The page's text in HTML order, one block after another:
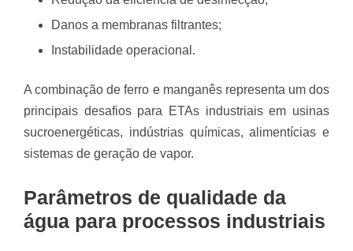
Danos a membranas filtrantes;
Instabilidade operacional.
A combinação de ferro e manganês representa um dos
principais desafios para ETAs industriais em usinas
sucroenergéticas, indústrias químicas, alimentícias e
sistemas de geração de vapor.
Parâmetros de qualidade da
água para processos industriais